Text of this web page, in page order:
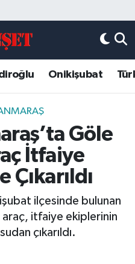
Onikişubat
Göle
İtfaiye
Çıkarıldı
ilçesinde bulunan
araç, itfaiye ekiplerinin
çıkarıldı.
Eczaneler
Durumu
Yoğunluk Haritası
ve Fikstür